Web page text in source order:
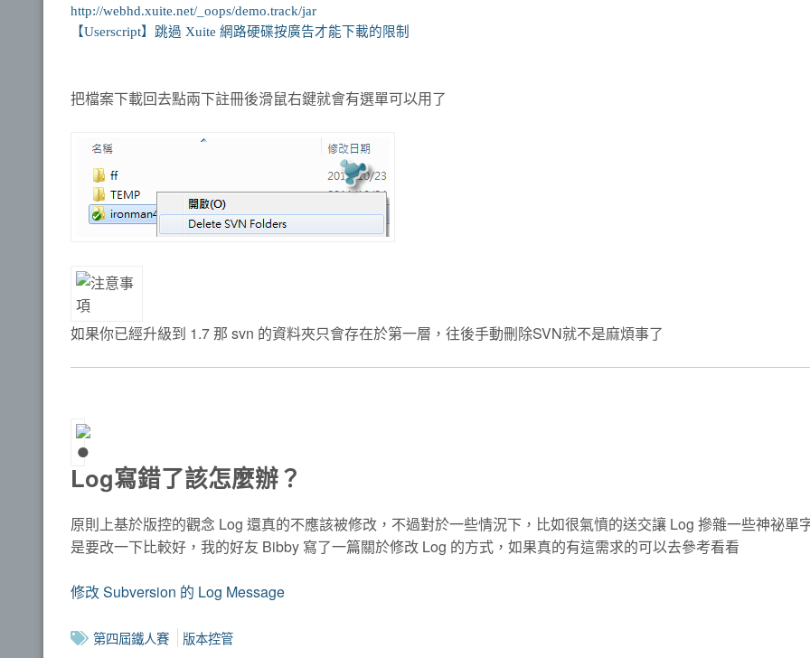
http://webhd.xuite.net/_oops/demo.track/jar
【Userscript】跳過 Xuite 網路硬碟按廣告才能下載的限制
把檔案下載回去點兩下註冊後滑鼠右鍵就會有選單可以用了
如果你已經升級到 1.7 那 svn 的資料夾只會存在於第一層，往後手動刪除SVN就不是麻煩事了
Log寫錯了該怎麼辦？
原則上基於版控的觀念 Log 還真的不應該被修改，不過對於一些情況下，比如很氣憤的送交讓 Log 摻雜一些神祕單
是要改一下比較好，我的好友 Bibby 寫了一篇關於修改 Log 的方式，如果真的有這需求的可以去參考看看
修改 Subversion 的 Log Message
第四屆鐵人賽 版本控管